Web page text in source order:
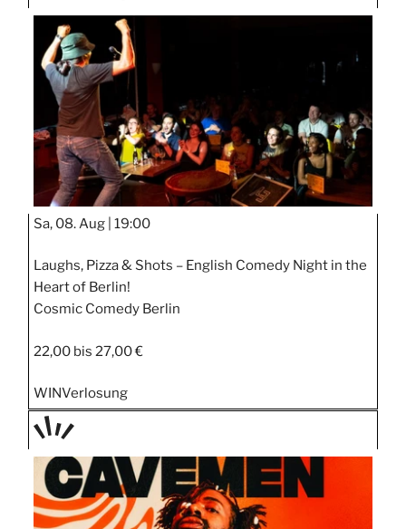
Sa, 08. Aug | 19:00
Laughs, Pizza & Shots – English Comedy Night in the
Heart of Berlin!
Cosmic Comedy Berlin
22,00 bis 27,00 €
WINVerlosung
TAGE
STIPP